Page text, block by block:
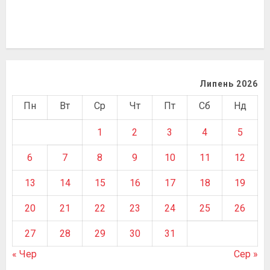
Липень 2026
Пн Вт Ср Чт Пт Сб Нд
1 2 3 4 5
6 7 8 9 10 11 12
13 14 15 16 17 18 19
20 21 22 23 24 25 26
27 28 29 30
31
« Чер
Сер »